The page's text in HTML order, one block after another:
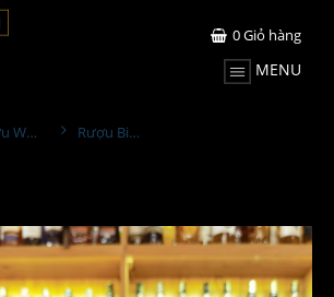
0Giỏ hàng
MENU
Rượu Whisky Rượu Big Peat The Peatrichor Edition